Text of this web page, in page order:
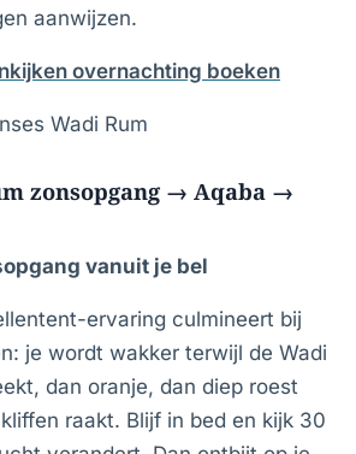
aanwijzen.
overnachting boeken
Wadi Rum
zonsopgang → Aqaba →
vanuit je bel
ervaring culmineert bij
je wordt wakker terwijl de Wadi
dan oranje, dan diep roest
raakt. Blijf in bed en kijk 30